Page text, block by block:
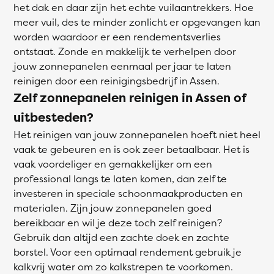
het dak en daar zijn het echte vuilaantrekkers. Hoe
meer vuil, des te minder zonlicht er opgevangen kan
worden waardoor er een rendementsverlies
ontstaat. Zonde en makkelijk te verhelpen door
jouw zonnepanelen eenmaal per jaar te laten
reinigen door een reinigingsbedrijf in Assen.
Zelf zonnepanelen reinigen in Assen of
uitbesteden?
Het reinigen van jouw zonnepanelen hoeft niet heel
vaak te gebeuren en is ook zeer betaalbaar. Het is
vaak voordeliger en gemakkelijker om een
professional langs te laten komen, dan zelf te
investeren in speciale schoonmaakproducten en
materialen. Zijn jouw zonnepanelen goed
bereikbaar en wil je deze toch zelf reinigen?
Gebruik dan altijd een zachte doek en zachte
borstel. Voor een optimaal rendement gebruik je
kalkvrij water om zo kalkstrepen te voorkomen.